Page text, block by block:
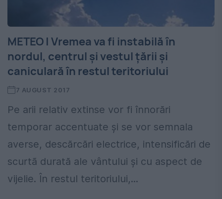
METEO | Vremea va fi instabilă în
nordul, centrul și vestul țării și
caniculară în restul teritoriului
7 AUGUST 2017
Pe arii relativ extinse vor fi înnorări
temporar accentuate și se vor semnala
averse, descărcări electrice, intensificări de
scurtã durată ale vântului și cu aspect de
vijelie. În restul teritoriului,...